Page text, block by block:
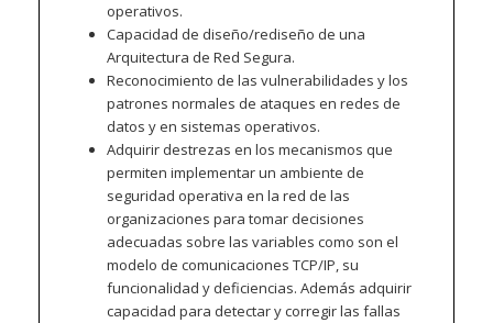
operativos.
Capacidad de diseño/rediseño de una
Arquitectura de Red Segura.
Reconocimiento de las vulnerabilidades y los
patrones normales de ataques en redes de
datos y en sistemas operativos.
Adquirir destrezas en los mecanismos que
permiten implementar un ambiente de
seguridad operativa en la red de las
organizaciones para tomar decisiones
adecuadas sobre las variables como son el
modelo de comunicaciones TCP/IP, su
funcionalidad y deficiencias. Además adquirir
capacidad para detectar y corregir las fallas